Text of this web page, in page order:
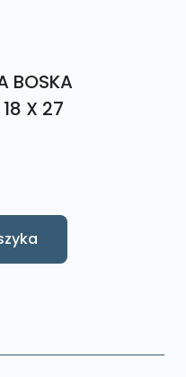
BOSKA
X 27